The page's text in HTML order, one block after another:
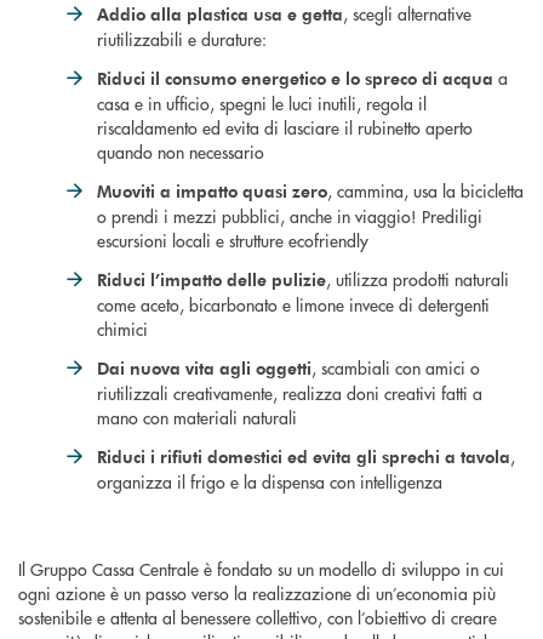
Addio alla plastica usa e getta, scegli alternative
riutilizzabili e durature:
Riduci il consumo energetico e lo spreco di acqua a
casa e in ufficio, spegni le luci inutili, regola il
riscaldamento ed evita di lasciare il rubinetto aperto
quando non necessario
Muoviti a impatto quasi zero, cammina, usa la bicicletta
o prendi i mezzi pubblici, anche in viaggio! Prediligi
escursioni locali e strutture ecofriendly
Riduci l’impatto delle pulizie, utilizza prodotti naturali
come aceto, bicarbonato e limone invece di detergenti
chimici
Dai nuova vita agli oggetti, scambiali con amici o
riutilizzali creativamente, realizza doni creativi fatti a
mano con materiali naturali
Riduci i rifiuti domestici ed evita gli sprechi a tavola,
organizza il frigo e la dispensa con intelligenza
Il Gruppo Cassa Centrale è fondato su un modello di sviluppo in cui
ogni azione è un passo verso la realizzazione di un’economia più
sostenibile e attenta al benessere collettivo, con l’obiettivo di creare